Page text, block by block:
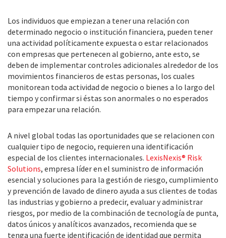
Los individuos que empiezan a tener una relación con
determinado negocio o institución financiera, pueden tener
una actividad políticamente expuesta o estar relacionados
con empresas que pertenecen al gobierno, ante esto, se
deben de implementar controles adicionales alrededor de los
movimientos financieros de estas personas, los cuales
monitorean toda actividad de negocio o bienes a lo largo del
tiempo y confirmar si éstas son anormales o no esperados
para empezar una relación.
A nivel global todas las oportunidades que se relacionen con
cualquier tipo de negocio, requieren una identificación
especial de los clientes internacionales. LexisNexis® Risk
Solutions, empresa líder en el suministro de información
esencial y soluciones para la gestión de riesgo, cumplimiento
y prevención de lavado de dinero ayuda a sus clientes de todas
las industrias y gobierno a predecir, evaluar y administrar
riesgos, por medio de la combinación de tecnología de punta,
datos únicos y analíticos avanzados, recomienda que se
tenga una fuerte identificación de identidad que permita